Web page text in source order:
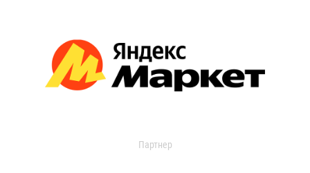
Партнер